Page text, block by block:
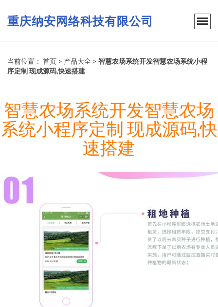
重庆纳安网络科技有限公司
当前位置： 首页 > 产品大全 > 智慧农场系统开发智慧农场系统小程
序定制 现成源码,快速搭建
智慧农场系统开发智慧农场
系统小程序定制 现成源码,快
速搭建